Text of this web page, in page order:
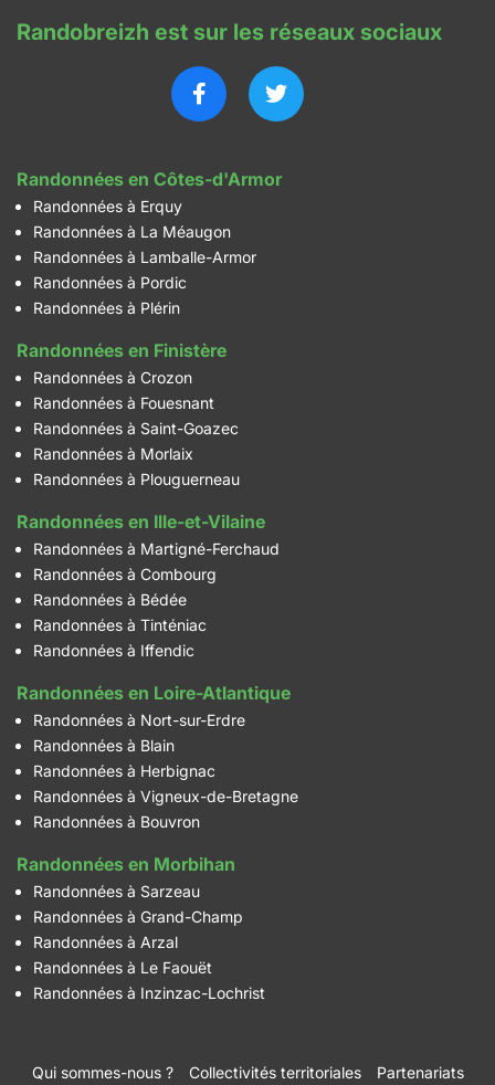
Randobreizh est sur les réseaux sociaux
Randonnées en Côtes-d'Armor
Randonnées à Erquy
Randonnées à La Méaugon
Randonnées à Lamballe-Armor
Randonnées à Pordic
Randonnées à Plérin
Randonnées en Finistère
Randonnées à Crozon
Randonnées à Fouesnant
Randonnées à Saint-Goazec
Randonnées à Morlaix
Randonnées à Plouguerneau
Randonnées en Ille-et-Vilaine
Randonnées à Martigné-Ferchaud
Randonnées à Combourg
Randonnées à Bédée
Randonnées à Tinténiac
Randonnées à Iffendic
Randonnées en Loire-Atlantique
Randonnées à Nort-sur-Erdre
Randonnées à Blain
Randonnées à Herbignac
Randonnées à Vigneux-de-Bretagne
Randonnées à Bouvron
Randonnées en Morbihan
Randonnées à Sarzeau
Randonnées à Grand-Champ
Randonnées à Arzal
Randonnées à Le Faouët
Randonnées à Inzinzac-Lochrist
Qui sommes-nous ? Collectivités territoriales Partenariats